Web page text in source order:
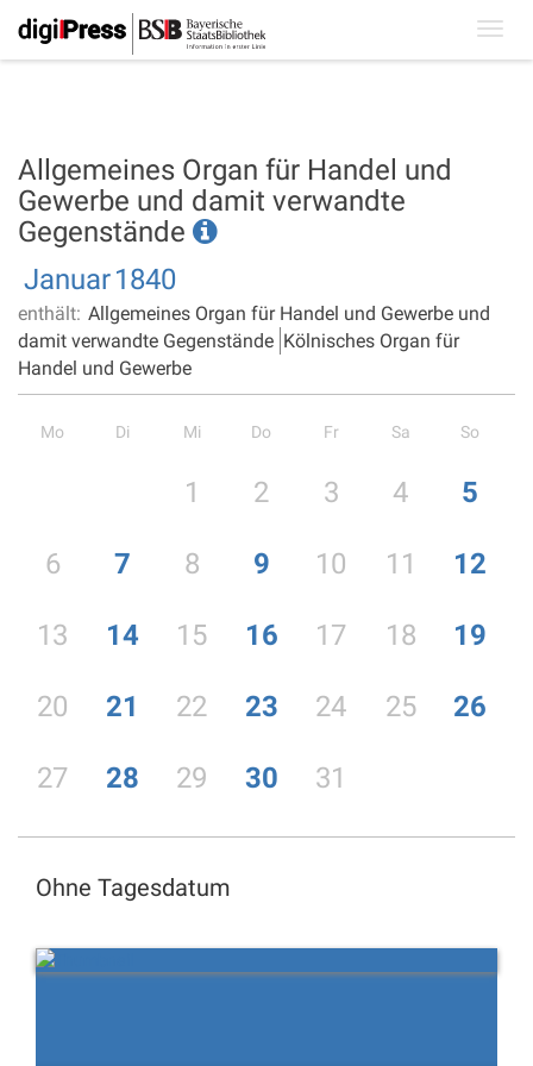
Allgemeines Organ für Handel und
Gewerbe und damit verwandte
Gegenstände
Januar1840
enthält: Allgemeines Organ für Handel und Gewerbe und
damit verwandte Gegenstände Kölnisches Organ für
Handel und Gewerbe
Mo Di Mi Do Fr Sa So
1 2 3 4 5
6 7 8 9 10 11 12
13 14 15 16 17 18 19
20 21 22 23 24 25 26
27 28 29 30 31
Ohne Tagesdatum